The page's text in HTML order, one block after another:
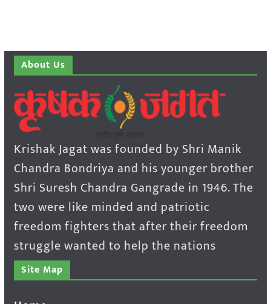
About Us
Krishak Jagat was founded by Shri Manik
Chandra Bondriya and his younger brother
Shri Suresh Chandra Gangrade in 1946. The
two were like minded and patriotic
freedom fighters that after their freedom
struggle wanted to help the nations
Site Map